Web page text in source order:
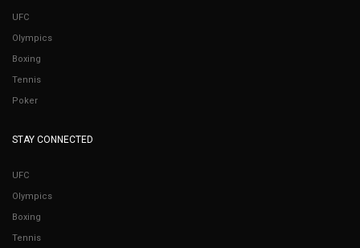
UFC
Olympics
Boxing
Tennis
Poker
STAY CONNECTED
UFC
Olympics
Boxing
Tennis